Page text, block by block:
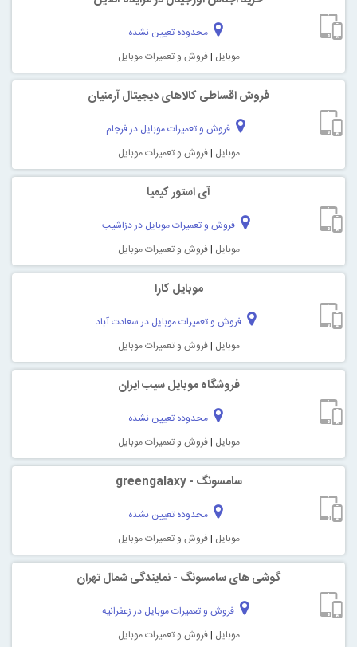
محدوده تعیین نشده
موبایل |فروش و تعمیرات موبایل
فروش اقساطی کالاهای دیجیتال آرمنیان
فروش و تعمیرات موبایل در فرجام
موبایل |فروش و تعمیرات موبایل
آی استور کیمیا
فروش و تعمیرات موبایل در دزاشیب
موبایل |فروش و تعمیرات موبایل
موبایل کارا
فروش و تعمیرات موبایل در سعادت آباد
موبایل |فروش و تعمیرات موبایل
فروشگاه موبایل سیب ایران
محدوده تعیین نشده
موبایل |فروش و تعمیرات موبایل
سامسونگ - greengalaxy
محدوده تعیین نشده
موبایل |فروش و تعمیرات موبایل
گوشی های سامسونگ - نمایندگی شمال تهران
فروش و تعمیرات موبایل در زعفرانیه
موبایل |فروش و تعمیرات موبایل